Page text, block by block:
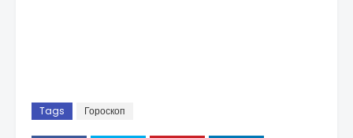
Tags Гороскоп